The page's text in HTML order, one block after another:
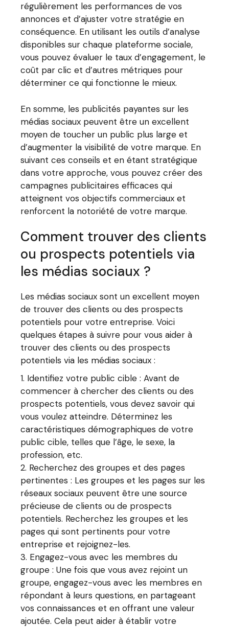
régulièrement les performances de vos
annonces et d’ajuster votre stratégie en
conséquence. En utilisant les outils d’analyse
disponibles sur chaque plateforme sociale,
vous pouvez évaluer le taux d’engagement, le
coût par clic et d’autres métriques pour
déterminer ce qui fonctionne le mieux.
En somme, les publicités payantes sur les
médias sociaux peuvent être un excellent
moyen de toucher un public plus large et
d’augmenter la visibilité de votre marque. En
suivant ces conseils et en étant stratégique
dans votre approche, vous pouvez créer des
campagnes publicitaires efficaces qui
atteignent vos objectifs commerciaux et
renforcent la notoriété de votre marque.
Comment trouver des clients
ou prospects potentiels via
les médias sociaux ?
Les médias sociaux sont un excellent moyen
de trouver des clients ou des prospects
potentiels pour votre entreprise. Voici
quelques étapes à suivre pour vous aider à
trouver des clients ou des prospects
potentiels via les médias sociaux :
Identifiez votre public cible : Avant de
commencer à chercher des clients ou des
prospects potentiels, vous devez savoir qui
vous voulez atteindre. Déterminez les
caractéristiques démographiques de votre
public cible, telles que l’âge, le sexe, la
profession, etc.
Recherchez des groupes et des pages
pertinentes : Les groupes et les pages sur les
réseaux sociaux peuvent être une source
précieuse de clients ou de prospects
potentiels. Recherchez les groupes et les
pages qui sont pertinents pour votre
entreprise et rejoignez-les.
Engagez-vous avec les membres du
groupe : Une fois que vous avez rejoint un
groupe, engagez-vous avec les membres en
répondant à leurs questions, en partageant
vos connaissances et en offrant une valeur
ajoutée. Cela peut aider à établir votre